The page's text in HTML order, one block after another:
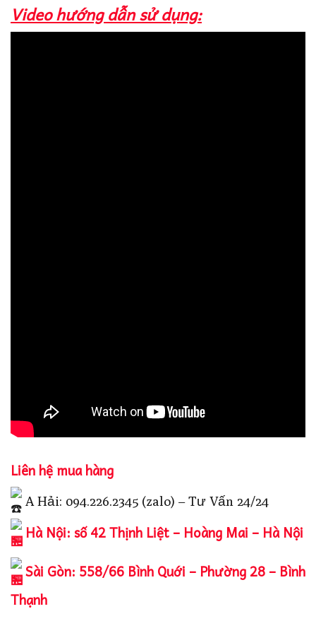
Video hướng dẫn sử dụng:
Liên hệ mua hàng
A Hải: 094.226.2345 (zalo) – Tư Vấn 24/24
Hà Nội: số 42 Thịnh Liệt – Hoàng Mai – Hà Nội
Sài Gòn: 558/66 Bình Quới – Phường 28 – Bình
Thạnh